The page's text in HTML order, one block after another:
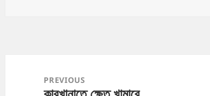
navigationPREVIOUS
Previous